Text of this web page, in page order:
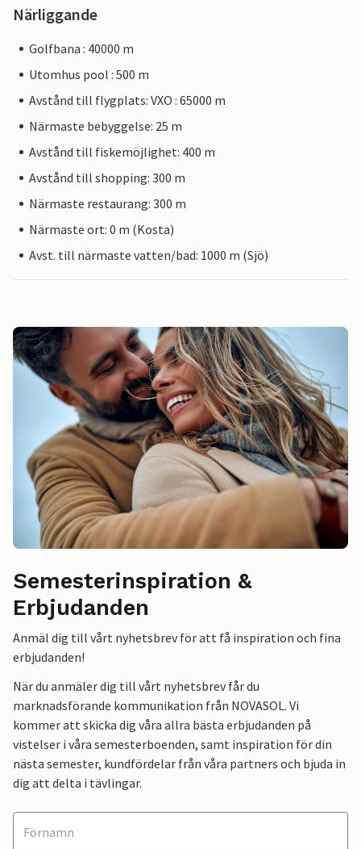
Närliggande
Golfbana : 40000 m
Utomhus pool : 500 m
Avstånd till flygplats: VXO : 65000 m
Närmaste bebyggelse: 25 m
Avstånd till fiskemöjlighet: 400 m
Avstånd till shopping: 300 m
Närmaste restaurang: 300 m
Närmaste ort: 0 m (Kosta)
Avst. till närmaste vatten/bad: 1000 m (Sjö)
Semesterinspiration &
Erbjudanden
Anmäl dig till vårt nyhetsbrev för att få inspiration och fina
erbjudanden!
När du anmäler dig till vårt nyhetsbrev får du
marknadsförande kommunikation från NOVASOL. Vi
kommer att skicka dig våra allra bästa erbjudanden på
vistelser i våra semesterboenden, samt inspiration för din
nästa semester, kundfördelar från våra partners och bjuda in
dig att delta i tävlingar.